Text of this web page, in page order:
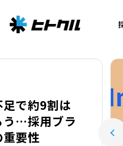
で約9割は
う…採用ブラ
要性